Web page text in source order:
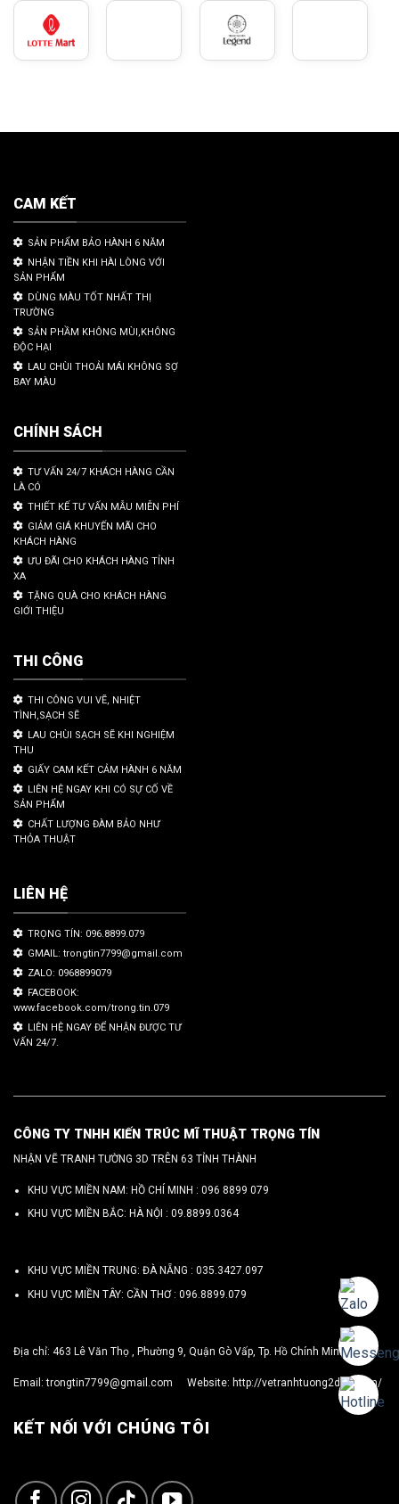
CAM KẾT
SẢN PHẨM BẢO HÀNH 6 NĂM
NHẬN TIỀN KHI HÀI LÒNG VỚI
SẢN PHẨM
DÙNG MÀU TỐT NHẤT THỊ
TRƯỜNG
SẢN PHẦM KHÔNG MÙI,KHÔNG
ĐỘC HẠI
LAU CHÙI THOẢI MÁI KHÔNG SỢ
BAY MÀU
CHÍNH SÁCH
TƯ VẤN 24/7 KHÁCH HÀNG CẦN
LÀ CÓ
THIẾT KẾ TƯ VẤN MẪU MIỄN PHÍ
GIẢM GIÁ KHUYẾN MÃI CHO
KHÁCH HÀNG
ƯU ĐÃI CHO KHÁCH HÀNG TỈNH
XA
TẶNG QUÀ CHO KHÁCH HÀNG
GIỚI THIỆU
THI CÔNG
THI CÔNG VUI VẼ, NHIỆT
TÌNH,SẠCH SẼ
LAU CHÙI SẠCH SẼ KHI NGHIỆM
THU
GIẤY CAM KẾT CẢM HÀNH 6 NĂM
LIÊN HỆ NGAY KHI CÓ SỰ CỐ VỀ
SẢN PHẨM
CHẤT LƯỢNG ĐÀM BẢO NHƯ
THỎA THUẬT
LIÊN HỆ
TRỌNG TÍN: 096.8899.079
GMAIL: trongtin7799@gmail.com
ZALO: 0968899079
FACEBOOK:
www.facebook.com/trong.tin.079
LIÊN HỆ NGAY ĐỂ NHẬN ĐƯỢC TƯ
VẤN 24/7.
CÔNG TY TNHH KIẾN TRÚC MĨ THUẬT TRỌNG TÍN
NHẬN VẼ TRANH TƯỜNG 3D TRÊN 63 TỈNH THÀNH
KHU VỰC MIỀN NAM: HỒ CHÍ MINH : 096 8899 079
KHU VỰC MIỀN BẮC: HÀ NỘI : 09.8899.0364
KHU VỰC MIỀN TRUNG: ĐÀ NẴNG : 035.3427.097
KHU VỰC MIỀN TÂY: CẦN THƠ : 096.8899.079
Địa chỉ: 463 Lê Văn Thọ , Phường 9, Quận Gò Vấp, Tp. Hồ Chính Minh
Email:trongtin7799@gmail.com Website: http://vetranhtuong2d3d.com/
KẾT NỐI VỚI CHÚNG TÔI